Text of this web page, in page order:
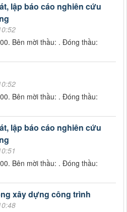
lập báo cáo nghiên cứu
Bên mời thầu: . Đóng thầu:
Bên mời thầu: . Đóng thầu:
lập báo cáo nghiên cứu
Bên mời thầu: . Đóng thầu:
xây dựng công trình